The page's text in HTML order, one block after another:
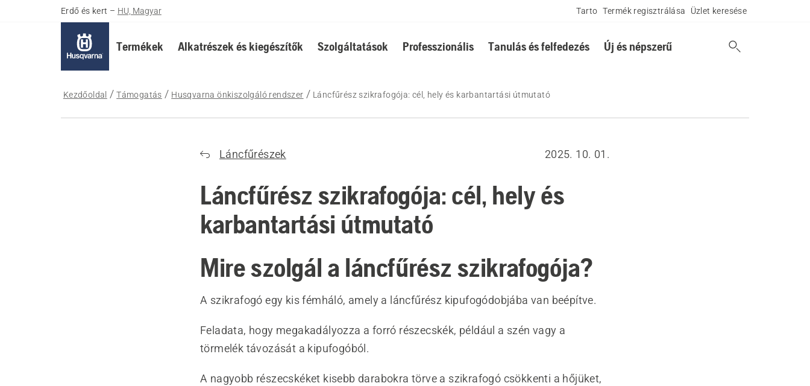
Erdő és kert – HU, Magyar Tarto Termék regisztrálása Üzlet keresése
Termékek Alkatrészek és kiegészítők Szolgáltatások Professzionális Tanulás és felfedezés Új és népszerű
Kezdőoldal Támogatás Husqvarna önkiszolgáló rendszer Láncfűrész szikrafogója: cél, hely és karbantartási útmutató
Láncfűrészek 2025. 10. 01.
Láncfűrész szikrafogója: cél, hely és
karbantartási útmutató
Mire szolgál a láncfűrész szikrafogója?
A szikrafogó egy kis fémháló, amely a láncfűrész kipufogódobjába van beépítve.
Feladata, hogy megakadályozza a forró részecskék, például a szén vagy a
törmelék távozását a kipufogóból.
A nagyobb részecskéket kisebb darabokra törve a szikrafogó csökkenti a hőjüket,